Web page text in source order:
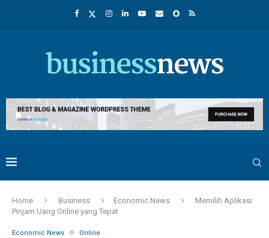
Home Business Economic News
Memilih Aplikasi
Pinjam Uang Online yang Tepat
Economic News Online